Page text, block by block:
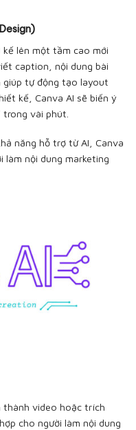
lên một tầm cao mới
caption, nội dung bài
giúp tự động tạo layout
kế, Canva AI sẽ biến ý
vài phút.
năng hỗ trợ từ AI, Canva
làm nội dung marketing
thành video hoặc trích
cho người làm nội dung